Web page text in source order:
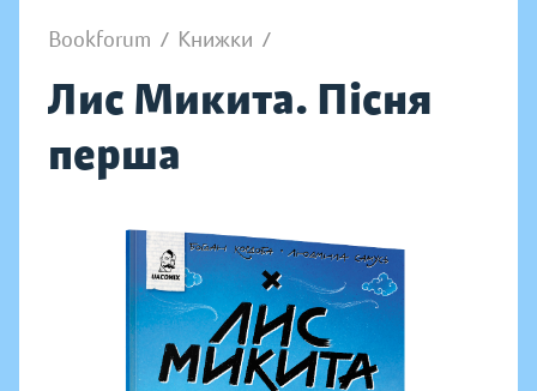
Bookforum / Книжки /
Лис Микита. Пісня
перша